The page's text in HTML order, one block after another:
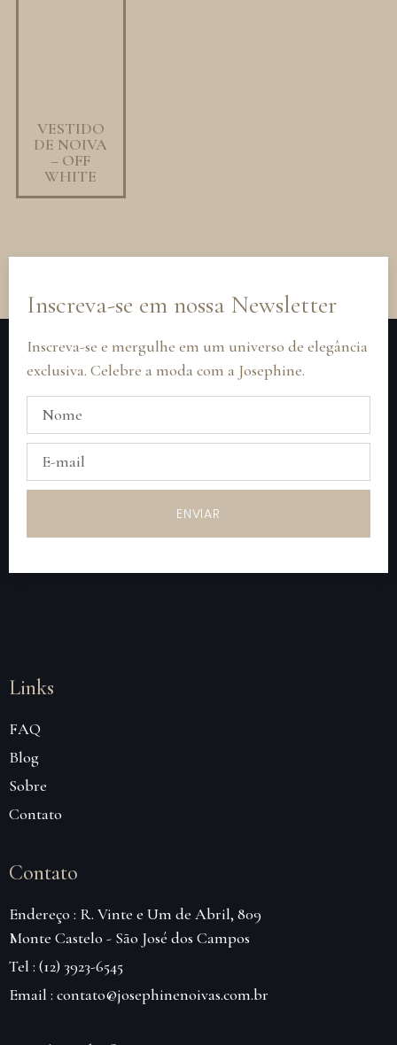
VESTIDO
DE NOIVA
– OFF
WHITE
Inscreva-se em nossa Newsletter
Inscreva-se e mergulhe em um universo de elegância
exclusiva. Celebre a moda com a Josephine.
ENVIAR
Links
FAQ
Blog
Sobre
Contato
Contato
Endereço : R. Vinte e Um de Abril, 809
Monte Castelo - São José dos Campos
Tel : (12) 3923-6545
Email : contato@josephinenoivas.com.br